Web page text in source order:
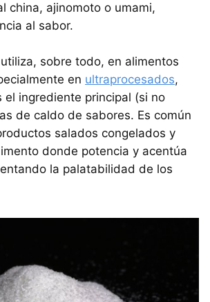
china, ajinomoto o umami,
al sabor.
sobre todo, en alimentos
en ultraprocesados,
el ingrediente principal (si no
de caldo de sabores. Es común
salados congelados y
donde potencia y acentúa
la palatabilidad de los